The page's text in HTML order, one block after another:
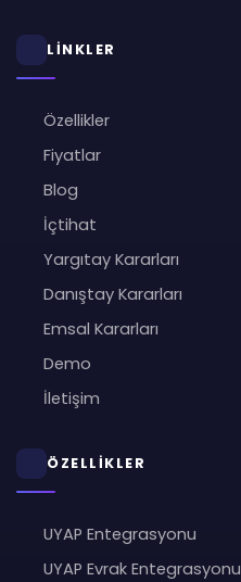
LİNKLER
Özellikler
Fiyatlar
Blog
İçtihat
Yargıtay Kararları
Danıştay Kararları
Emsal Kararları
Demo
İletişim
ÖZELLİKLER
UYAP Entegrasyonu
UYAP Evrak Entegrasyonu